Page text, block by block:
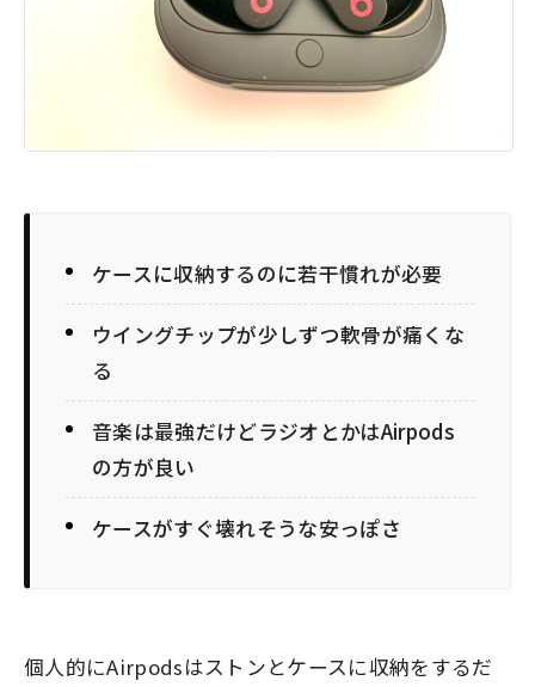
ケースに収納するのに若干慣れが必要
ウイングチップが少しずつ軟骨が痛くな
る
音楽は最強だけどラジオとかはAirpods
の方が良い
ケースがすぐ壊れそうな安っぽさ
個人的にAirpodsはストンとケースに収納をするだ